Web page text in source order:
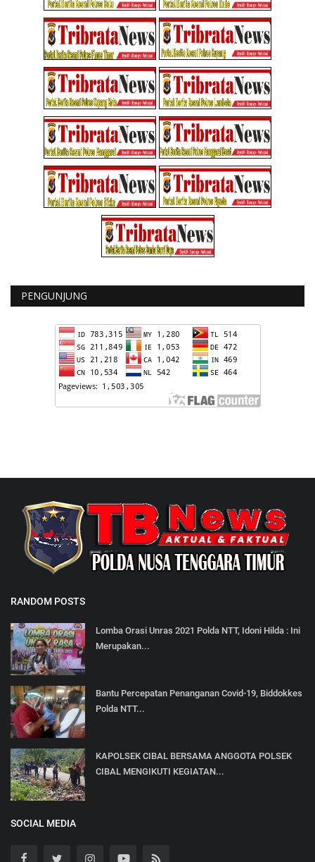
PENGUNJUNG
RANDOM POSTS
Lomba Orasi Unras 2021 Polda NTT, Idoni Hilda : Ini
Merupakan...
Bantu Percepatan Penanganan Covid-19, Biddokkes
Polda NTT...
KAPOLSEK CIBAL BERSAMA ANGGOTA POLSEK
CIBAL MENGIKUTI KEGIATAN...
SOCIAL MEDIA